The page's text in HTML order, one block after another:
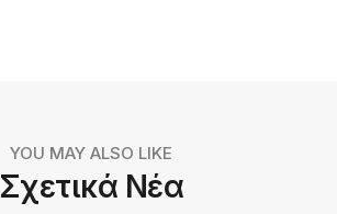
YOU MAY ALSO LIKE
Σχετικά Νέα